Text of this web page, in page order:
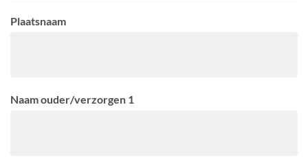
Plaatsnaam
Naam ouder/verzorgen 1